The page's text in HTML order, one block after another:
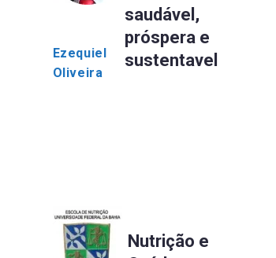
Ezequiel
Oliveira
saudável,
próspera e
sustentavel
Nutrição e